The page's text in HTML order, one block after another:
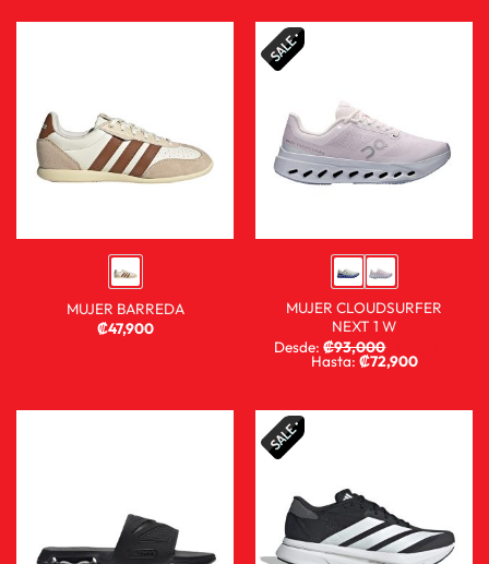
MUJER BARREDA
₡47,900
MUJER CLOUDSURFER
NEXT 1 W
Desde:₡93,000
Hasta: ₡72,900